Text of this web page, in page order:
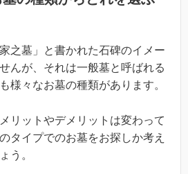
之墓」と書かれた石碑のイメー
んが、それは一般墓と呼ばれる
様々なお墓の種類があります。
リットやデメリットは変わって
タイプでのお墓をお探しか考え
う。